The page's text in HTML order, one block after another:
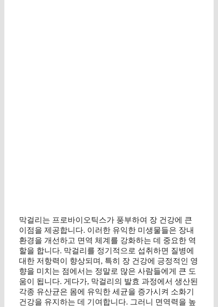
막걸리는 프로바이오틱스가 풍부하여 장 건강에 큰
이점을 제공합니다. 이러한 유익한 미생물들은 장내
환경을 개선하고 면역 체계를 강화하는 데 중요한 역
할을 합니다. 막걸리를 정기적으로 섭취하면 질병에
대한 저항력이 향상되며, 특히 장 건강에 긍정적인 영
향을 미치는 점에서는 정말로 많은 사람들에게 큰 도
움이 됩니다. 게다가, 막걸리의 발효 과정에서 생산된
각종 유산균은 몸에 유익한 세균을 증가시켜 소화기
건강을 유지하는 데 기여합니다. 그러니 면역력을 높